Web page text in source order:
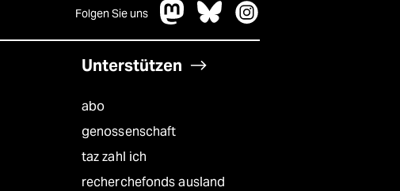
Folgen Sie uns
Unterstützen
abo
genossenschaft
taz zahl ich
recherchefonds ausland